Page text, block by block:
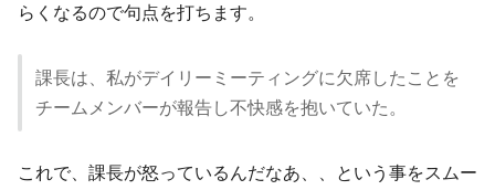
らくなるので句点を打ちます。
課長は、私がデイリーミーティングに欠席したことを
チームメンバーが報告し不快感を抱いていた。
これで、課長が怒っているんだなあ、、という事をスムー